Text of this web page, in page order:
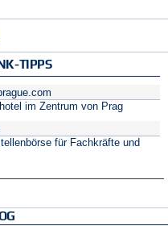
TIPPS
im Zentrum von Prag
für Fachkräfte und